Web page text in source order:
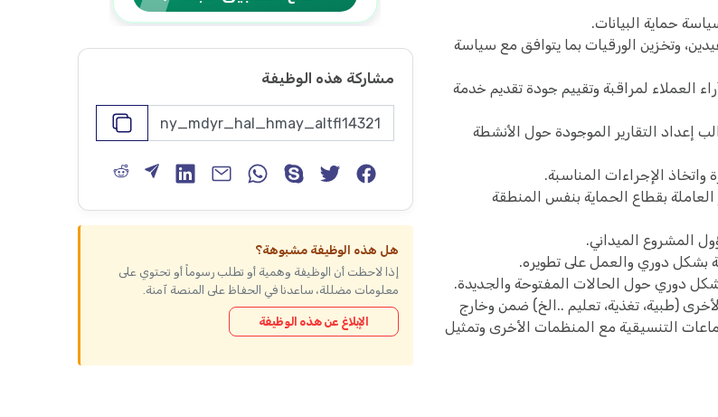
حماية البيانات.
وتخزين الورقيات بما يتوافق مع سياسة
العملاء لمراقبة وتقييم جودة تقديم خدمة
إعداد التقارير الموجودة حول الأنشطة
الإجراءات المناسبة.
بقطاع الحماية بنفس المنطقة
المشروع الميداني.
بشكل دوري والعمل على تطويره.
دوري حول الحالات المفتوحة والجديدة.
(طبية، تغذية، تعليم ..الخ) ضمن وخارج
التنسيقية مع المنظمات الأخرى وتمثيل
مشاركة هذه الوظيفة
هل هذه الوظيفة مشبوهة؟
إذا لاحظت أن الوظيفة وهمية أو تطلب رسوماً أو تحتوي على
معلومات مضللة، ساعدنا في الحفاظ على المنصة آمنة.
الإبلاغ عن هذه الوظيفة